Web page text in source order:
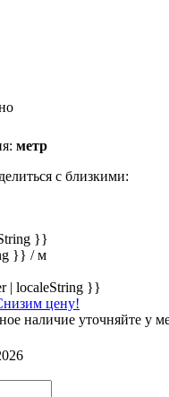
метр
с близкими:
}}
}} / м
| localeString }}
цену!
наличие уточняйте у